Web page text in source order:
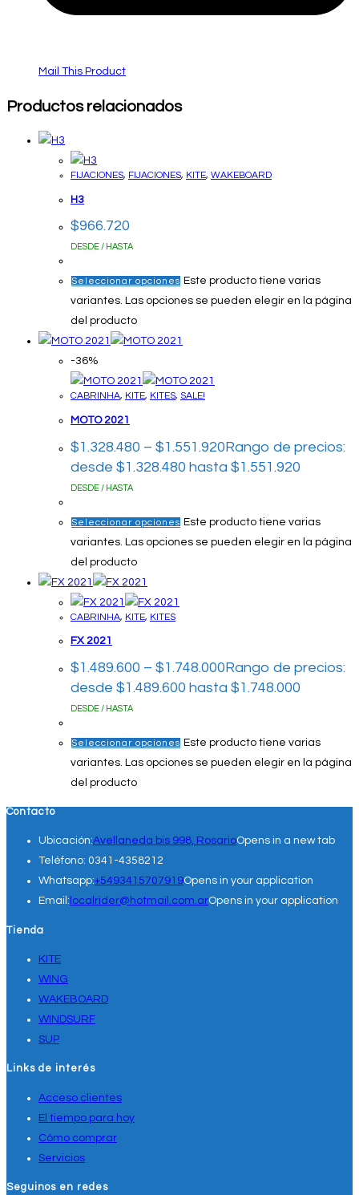
Mail This Product
Productos relacionados
FIJACIONES, FIJACIONES, KITE, WAKEBOARD
H3
$966.720
DESDE / HASTA
Seleccionar opciones Este producto tiene varias
variantes. Las opciones se pueden elegir en la página
del producto
-36%
CABRINHA, KITE, KITES, SALE!
MOTO 2021
$1.328.480 – $1.551.920Rango de precios:
desde $1.328.480 hasta $1.551.920
DESDE / HASTA
Seleccionar opciones Este producto tiene varias
variantes. Las opciones se pueden elegir en la página
del producto
CABRINHA, KITE, KITES
FX 2021
$1.489.600 – $1.748.000Rango de precios:
desde $1.489.600 hasta $1.748.000
DESDE / HASTA
Seleccionar opciones Este producto tiene varias
variantes. Las opciones se pueden elegir en la página
del producto
Contacto
Ubicación:Avellaneda bis 998, RosarioOpens in a new tab
Teléfono: 0341-4358212
Whatsapp:+5493415707919Opens in your application
Email: localrider@hotmail.com.arOpens in your application
Tienda
KITE
WING
WAKEBOARD
WINDSURF
SUP
Links de interés
Acceso clientes
El tiempo para hoy
Cómo comprar
Servicios
Seguinos en redes